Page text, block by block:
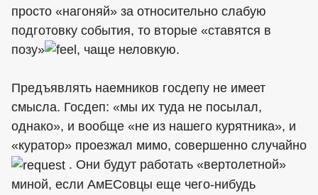
просто «нагоняй» за относительно слабую
подготовку события, то вторые «ставятся в
позу»
, чаще неловкую.
Предъявлять наемников госдепу не имеет
смысла. Госдеп: «мы их туда не посылал,
однако», и вообще «не из нашего курятника», и
«куратор» проезжал мимо, совершенно случайно
. Они будут работать «вертолетной»
миной, если АмЕСовцы еще чего-нибудь